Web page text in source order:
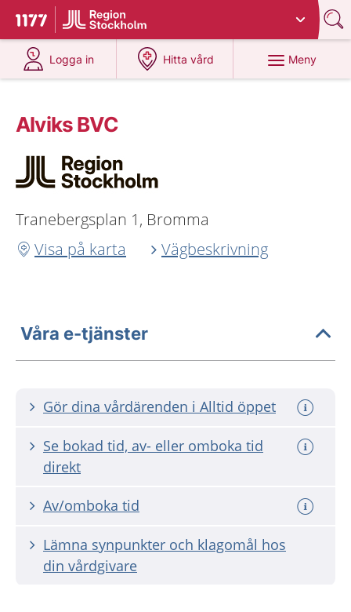
Till startsidan för 1177
Du har valt region
Logga in
på 1177.se
Hitta vård
på 1177.se
Meny
Alviks BVC
Tranebergsplan 1, Bromma
Visa på karta
Vägbeskrivning
Våra e-tjänster
Gör dina vårdärenden i Alltid öppet
Se bokad tid, av- eller omboka tid
direkt
Av/omboka tid
Lämna synpunkter och klagomål hos
din vårdgivare